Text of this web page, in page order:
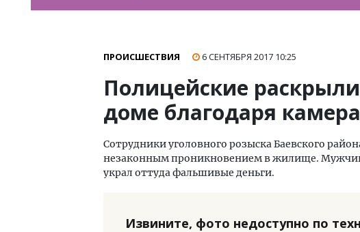
ПРОИСШЕСТВИЯ 6 СЕНТЯБРЯ 2017 10:25
Полицейские
доме благодаря
Сотрудники уголовного розыска Баевского
незаконным проникновением в жилище.
украл оттуда фальшивые деньги.
Извините, фото недоступно по